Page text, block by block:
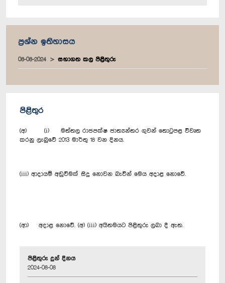
ප්‍රශ්න ඉතිහාසය
08-08-2024 සභාගත කල පිළිතුරු
පිළිතුර
(අ) (i) මත්තල රාජපක්ෂ ජාත්‍යන්තර ගුවන් තොටුපළ විවෘත
කරනු ලැබුවේ 2013 මාර්තු 18 වන දිනය.
(iii) ආදායම් අඩුවීමක් සිදු නොවන බැවින් මෙය අදාළ නොවේ.
(ආ) අදාළ නොවේ. (අ) (iii) අයිතමයට පිළිතුරු ලබා දී ඇත.
පිළිතුරු දුන් දිනය
2024-08-08